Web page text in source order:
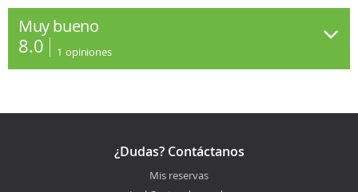
Muy bueno
8.0 1 opiniones
¿Dudas? Contáctanos
Mis reservas